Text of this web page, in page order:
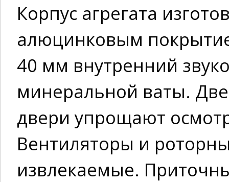
Корпус агрегата
алюцинковым
40 мм внутренний
минеральной ваты.
двери упрощают
Вентиляторы и
извлекаемые.